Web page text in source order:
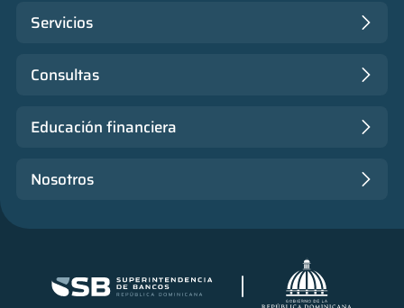
Servicios
Consultas
Educación financiera
Nosotros